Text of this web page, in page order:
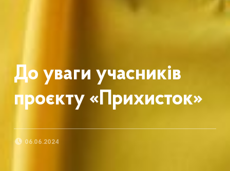
До уваги учасників
проєкту «Прихисток»
POSTED ON:
06.06.2024